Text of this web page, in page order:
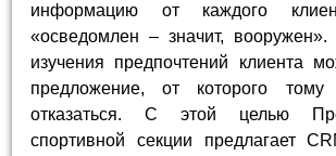
информацию от каждого
«осведомлен – значит,
изучения предпочтений клиента
предложение, от которого тому
отказаться. С этой целью
спортивной секции предлагает